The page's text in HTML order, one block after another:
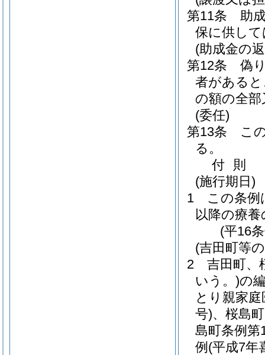
第11条
助
保に供し
(助成金の
第12条
偽
者がある
の額の全
(委任)
第13条
こ
る。
付 則
(施行期日)
1
この条例
以降の療
(平16
(吉田町等
2
吉田町、
いう。)の
とり親家
号)、桜島
島町条例第
例 (平成7年